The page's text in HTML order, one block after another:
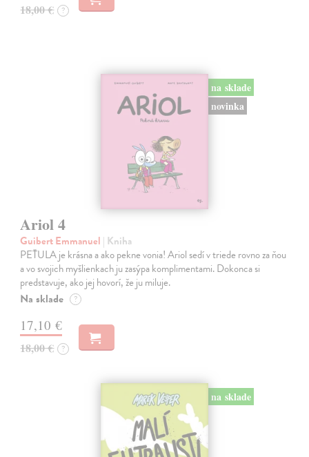
18,00 € ?
na sklade
novinka
Ariol 4
Guibert Emmanuel | Kniha
PEŤULA je krásna a ako pekne vonia! Ariol sedí v triede rovno za ňou
a vo svojich myšlienkach ju zasýpa komplimentami. Dokonca si
predstavuje, ako jej hovorí, že ju miluje.
Na sklade ?
17,10 €
18,00 € ?
na sklade